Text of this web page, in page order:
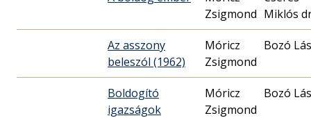
Zsigmond Miklós
Az asszony
beleszól (1962)
Móricz
Zsigmond
Bozó
Boldogító
igazságok
Móricz
Zsigmond
Bozó